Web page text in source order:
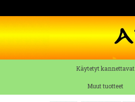
Käytetyt kannettavat
Muut tuotteet